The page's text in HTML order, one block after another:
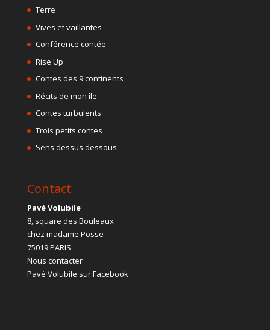
Terre
Vives et vaillantes
Conférence contée
Rise Up
Contes des 9 continents
Récits de mon île
Contes turbulents
Trois petits contes
Sens dessus dessous
Contact
Pavé Volubile
8, square des Bouleaux
chez madame Posse
75019 PARIS
Nous contacter
Pavé Volubile sur Facebook